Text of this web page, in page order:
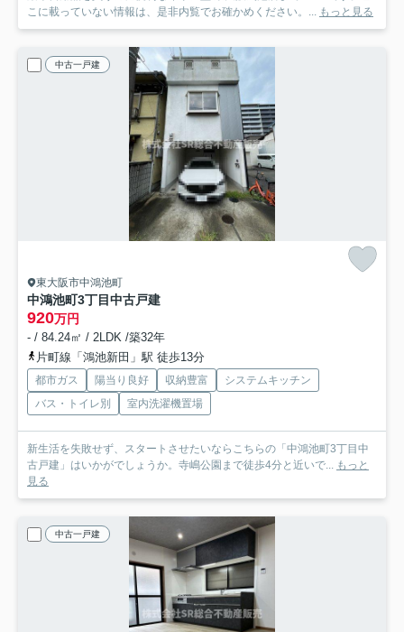
こに載っていない情報は、是非内覧でお確かめください。... もっと見る
中古一戸建
東大阪市中鴻池町
中鴻池町3丁目中古戸建
920万円
- / 84.24㎡ / 2LDK /築32年
片町線「鴻池新田」駅 徒歩13分
都市ガス 陽当り良好 収納豊富
システムキッチン
バス・トイレ別
室内洗濯機置場
新生活を失敗せず、スタートさせたいならこちらの「中鴻池町3丁目中
古戸建」はいかがでしょうか。寺嶋公園まで徒歩4分と近いで... もっと
見る
中古一戸建